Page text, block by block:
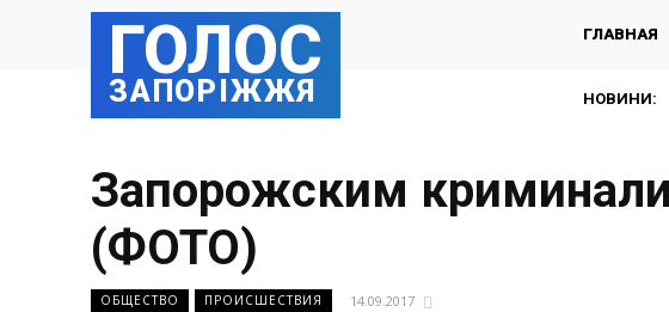
ГОЛОС
ЗАПОРІЖЖЯ
ГЛАВНАЯ
НОВИНИ:
Запорожским
(ФОТО)
ОБЩЕСТВО ПРОИСШЕСТВИЯ 14.09.2017